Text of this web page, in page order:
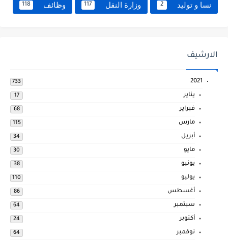
نسا و توليد 2 وزارة النقل 117 وظائف 118
الارشيف
2021
733
يناير 17
فبراير 68
مارس 115
أبريل 34
مايو 30
يونيو 38
يوليو 110
أغسطس 86
سبتمبر 64
أكتوبر 24
نوفمبر 64